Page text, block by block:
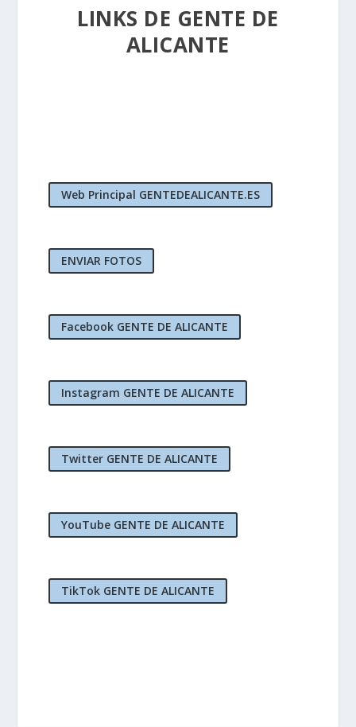
LINKS DE GENTE DE
ALICANTE
Web Principal GENTEDEALICANTE.ES
ENVIAR FOTOS
Facebook GENTE DE ALICANTE
Instagram GENTE DE ALICANTE
Twitter GENTE DE ALICANTE
YouTube GENTE DE ALICANTE
TikTok GENTE DE ALICANTE